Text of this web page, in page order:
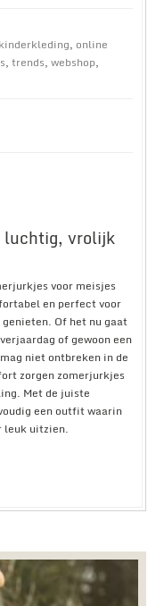
kinderkleding, online
, trends, webshop,
luchtig, vrolijk
voor meisjes
en perfect voor
Of het nu gaat
of gewoon een
niet ontbreken in de
zorgen zomerjurkjes
Met de juiste
een outfit waarin
leuk uitzien.